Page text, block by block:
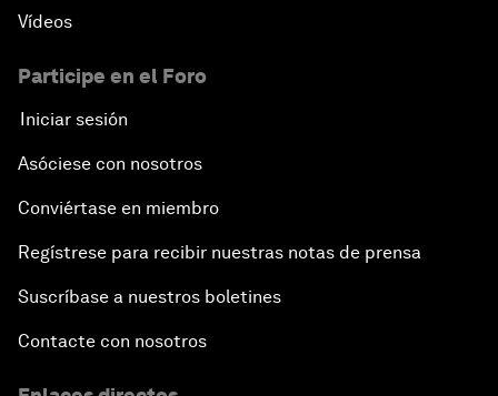
Vídeos
Participe en el Foro
Iniciar sesión
Asóciese con nosotros
Conviértase en miembro
Regístrese para recibir nuestras notas de prensa
Suscríbase a nuestros boletines
Contacte con nosotros